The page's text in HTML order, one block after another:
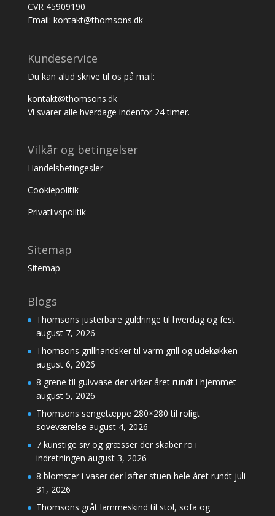
CVR 45909190
Email: kontakt@thomsons.dk
Kundeservice
Du kan altid skrive til os på mail:
kontakt@thomsons.dk
Vi svarer alle hverdage indenfor 24 timer.
Vilkår og betingelser
Handelsbetingesler
Cookiepolitik
Privatlivspolitik
Sitemap
Sitemap
Blogs
Thomsons justerbare guldringe til hverdag og fest
august 7, 2026
Thomsons grillhandsker til varm grill og udekøkken
august 6, 2026
8 grene til gulvvase der virker året rundt i hjemmet
august 5, 2026
Thomsons sengetæppe 280×280 til roligt
soveværelse august 4, 2026
7 kunstige siv og græsser der skaber ro i
indretningen august 3, 2026
8 blomster i vaser der løfter stuen hele året rundt juli
31, 2026
Thomsons gråt lammeskind til stol, sofa og